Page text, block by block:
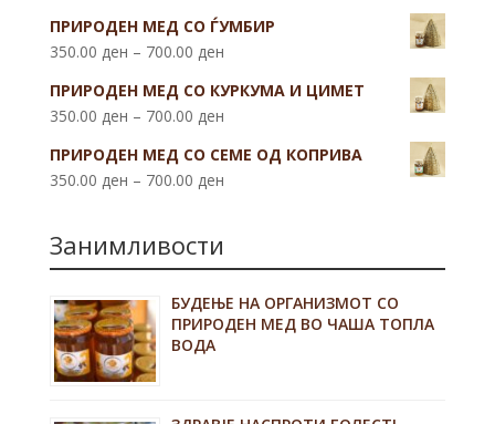
ПРИРОДЕН МЕД СО ЃУМБИР
350.00 ден – 700.00 ден
ПРИРОДЕН МЕД СО КУРКУМА И ЦИМЕТ
350.00 ден – 700.00 ден
ПРИРОДЕН МЕД СО СЕМЕ ОД КОПРИВА
350.00 ден – 700.00 ден
Занимливости
БУДЕЊЕ НА ОРГАНИЗМОТ СО
ПРИРОДЕН МЕД ВО ЧАША ТОПЛА
ВОДА